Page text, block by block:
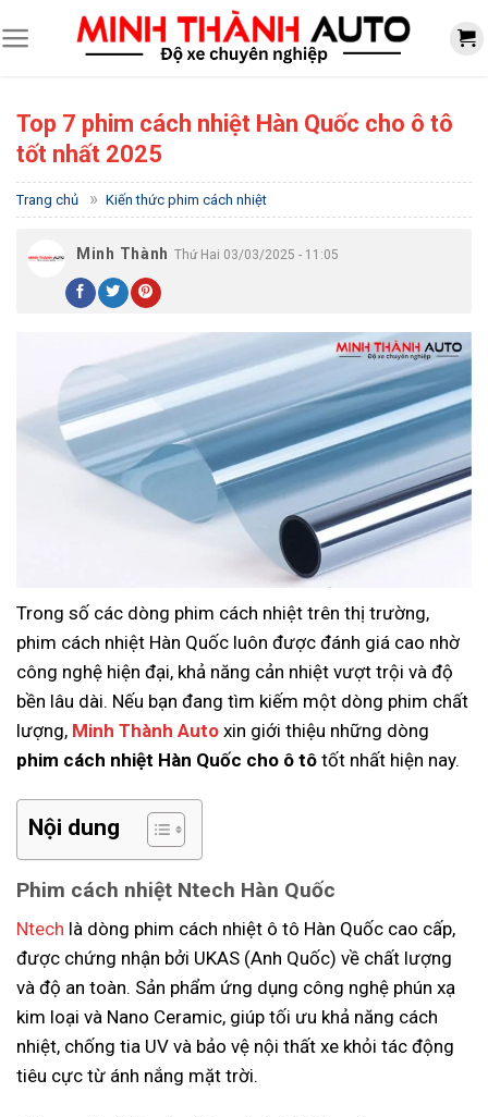
to
Top 7 phim cách nhiệt Hàn Quốc cho ô tô
tốt nhất 2025
Trang chủ » Kiến thức phim cách nhiệt
Minh Thành Thứ Hai 03/03/2025 - 11:05
Trong số các dòng phim cách nhiệt trên thị trường,
phim cách nhiệt Hàn Quốc luôn được đánh giá cao nhờ
công nghệ hiện đại, khả năng cản nhiệt vượt trội và độ
bền lâu dài. Nếu bạn đang tìm kiếm một dòng phim chất
lượng, Minh Thành Auto xin giới thiệu những dòng
phim cách nhiệt Hàn Quốc cho ô tô tốt nhất hiện nay.
Nội dung
Phim cách nhiệt Ntech Hàn Quốc
Ntech là dòng phim cách nhiệt ô tô Hàn Quốc cao cấp,
được chứng nhận bởi UKAS (Anh Quốc) về chất lượng
và độ an toàn. Sản phẩm ứng dụng công nghệ phún xạ
kim loại và Nano Ceramic, giúp tối ưu khả năng cách
nhiệt, chống tia UV và bảo vệ nội thất xe khỏi tác động
tiêu cực từ ánh nắng mặt trời.